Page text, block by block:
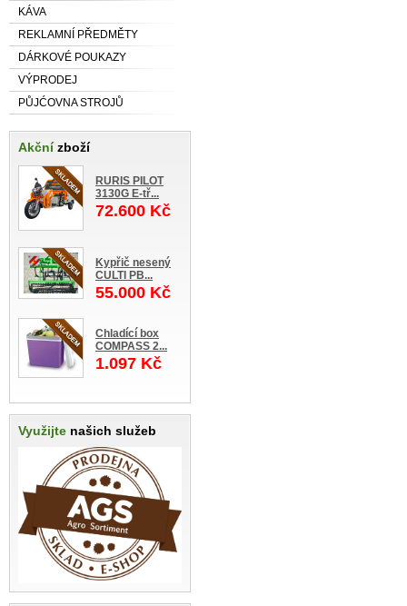
KÁVA
REKLAMNÍ PŘEDMĚTY
DÁRKOVÉ POUKAZY
VÝPRODEJ
PŮJĆOVNA STROJŮ
Akčnízboží
RURIS PILOT
3130G E-tř...
72.600 Kč
Kypřič nesený
CULTI PB...
55.000 Kč
Chladící box
COMPASS 2...
1.097 Kč
Využijte našich služeb